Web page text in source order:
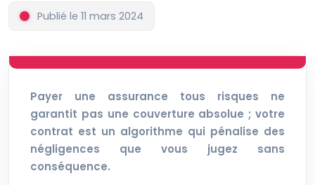
Publié le 11 mars 2024
Payer une assurance tous risques ne
garantit pas une couverture absolue ; votre
contrat est un algorithme qui pénalise des
négligences que vous jugez sans
conséquence.